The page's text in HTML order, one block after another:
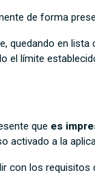
de forma
en
límite
que es
activado a la
con los